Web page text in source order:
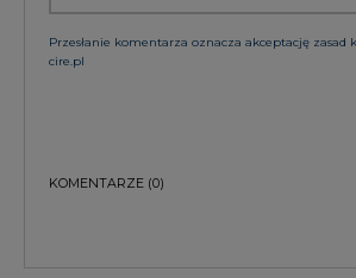
Przesłanie komentarza oznacza akceptację zasad
cire.pl
KOMENTARZE (0)